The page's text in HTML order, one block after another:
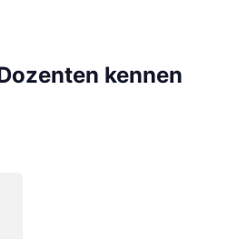
kennen